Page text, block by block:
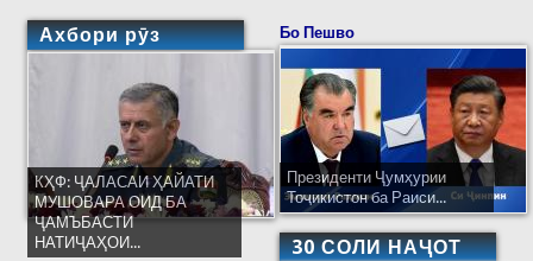
Ахбори рӯз
КҲФ: ҶАЛАСАИ ҲАЙАТИ
МУШОВАРА ОИД БА
ҶАМЪБАСТИ
НАТИҶАҲОИ...
Бо Пешво
Президенти Ҷумҳурии
Тоҷикистон ба Раиси...
30 СОЛИ НАҶОТ